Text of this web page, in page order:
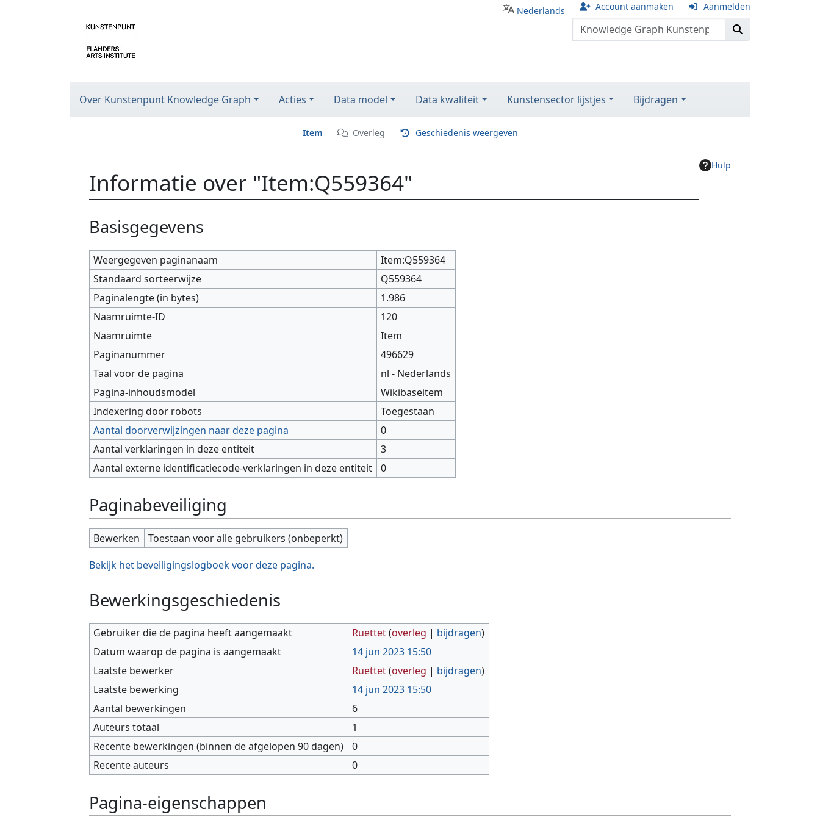
Nederlands Account aanmaken Aanmelden
Over Kunstenpunt Knowledge Graph Acties Data model Data kwaliteit Kunstensector lijstjes Bijdragen
Item Overleg Geschiedenis weergeven
Hulp
Informatie over "Item:Q559364"
Basisgegevens
Weergegeven paginanaam
Item:Q559364
Standaard sorteerwijze
Q559364
Paginalengte (in bytes)
1.986
Naamruimte-ID
120
Naamruimte
Item
Paginanummer
496629
Taal voor de pagina
nl - Nederlands
Pagina-inhoudsmodel
Wikibaseitem
Indexering door robots
Toegestaan
Aantal doorverwijzingen naar deze pagina
0
Aantal verklaringen in deze entiteit
3
Aantal externe identificatiecode-verklaringen in deze entiteit
0
Paginabeveiliging
Bewerken
Toestaan voor alle gebruikers (onbeperkt)
Bekijk het beveiligingslogboek voor deze pagina.
Bewerkingsgeschiedenis
Gebruiker die de pagina heeft aangemaakt Ruettet(overleg | bijdragen)
Datum waarop de pagina is aangemaakt
14 jun 2023 15:50
Laatste bewerker
Ruettet(overleg | bijdragen)
Laatste bewerking
14 jun 2023 15:50
Aantal bewerkingen
6
Auteurs totaal
1
Recente bewerkingen (binnen de afgelopen 90 dagen)
0
Recente auteurs
0
Pagina-eigenschappen